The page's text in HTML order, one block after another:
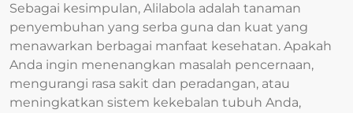
Sebagai kesimpulan, Alilabola adalah tanaman
penyembuhan yang serba guna dan kuat yang
menawarkan berbagai manfaat kesehatan. Apakah
Anda ingin menenangkan masalah pencernaan,
mengurangi rasa sakit dan peradangan, atau
meningkatkan sistem kekebalan tubuh Anda,